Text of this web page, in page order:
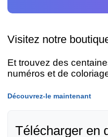
Visitez notre
Et trouvez des
numéros et de
Découvrez-le maintenant
Télécharger en